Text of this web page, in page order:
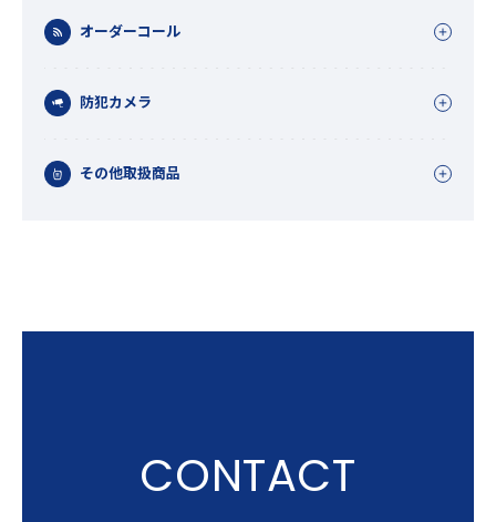
オーダーコール
防犯カメラ
その他取扱商品